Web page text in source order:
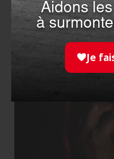
EN
Aidons
à
Je